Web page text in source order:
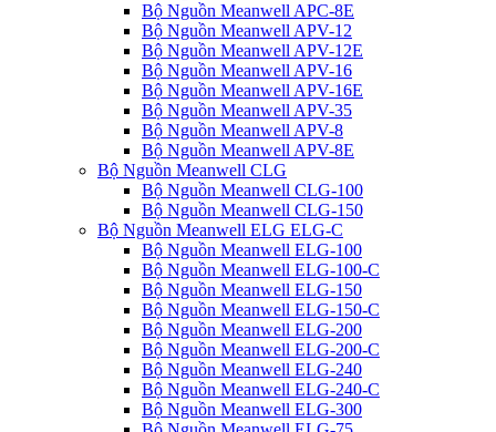
Bộ Nguồn Meanwell APC-8E
Bộ Nguồn Meanwell APV-12
Bộ Nguồn Meanwell APV-12E
Bộ Nguồn Meanwell APV-16
Bộ Nguồn Meanwell APV-16E
Bộ Nguồn Meanwell APV-35
Bộ Nguồn Meanwell APV-8
Bộ Nguồn Meanwell APV-8E
Bộ Nguồn Meanwell CLG
Bộ Nguồn Meanwell CLG-100
Bộ Nguồn Meanwell CLG-150
Bộ Nguồn Meanwell ELG ELG-C
Bộ Nguồn Meanwell ELG-100
Bộ Nguồn Meanwell ELG-100-C
Bộ Nguồn Meanwell ELG-150
Bộ Nguồn Meanwell ELG-150-C
Bộ Nguồn Meanwell ELG-200
Bộ Nguồn Meanwell ELG-200-C
Bộ Nguồn Meanwell ELG-240
Bộ Nguồn Meanwell ELG-240-C
Bộ Nguồn Meanwell ELG-300